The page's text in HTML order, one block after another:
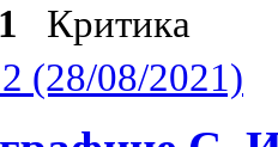
Критика
(28/08/2021)